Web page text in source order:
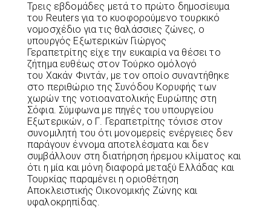
Τρεις εβδομάδες μετά το πρώτο δημοσίευμα
του Reuters για το κυοφορούμενο τουρκικό
νομοσχέδιο για τις θαλάσσιες ζώνες, ο
υπουργός Εξωτερικών Γιώργος
Γεραπετρίτης είχε την ευκαιρία να θέσει το
ζήτημα ευθέως στον Τούρκο ομόλογό
του Χακάν Φιντάν, με τον οποίο συναντήθηκε
στο περιθώριο της Συνόδου Κορυφής των
χωρών της νοτιοανατολικής Ευρώπης στη
Σόφια. Σύμφωνα με πηγές του υπουργείου
Εξωτερικών, ο Γ. Γεραπετρίτης τόνισε στον
συνομιλητή του ότι μονομερείς ενέργειες δεν
παράγουν έννομα αποτελέσματα και δεν
συμβάλλουν στη διατήρηση ήρεμου κλίματος και
ότι η μία και μόνη διαφορά μεταξύ Ελλάδας και
Τουρκίας παραμένει η οριοθέτηση
Αποκλειστικής Οικονομικής Ζώνης και
υφαλοκρηπίδας.